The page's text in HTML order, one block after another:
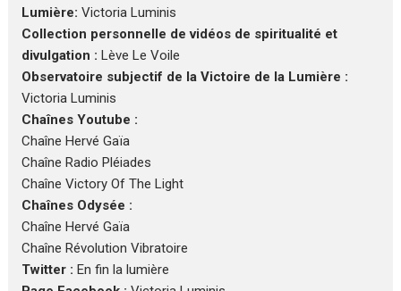
Lumière: Victoria Luminis
Collection personnelle de vidéos de spiritualité et
divulgation : Lève Le Voile
Observatoire subjectif de la Victoire de la Lumière :
Victoria Luminis
Chaînes Youtube :
Chaîne Hervé Gaïa
Chaîne Radio Pléiades
Chaîne Victory Of The Light
Chaînes Odysée :
Chaîne Hervé Gaïa
Chaîne Révolution Vibratoire
Twitter : En fin la lumière